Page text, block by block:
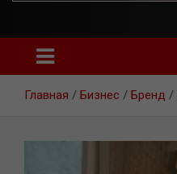
Главная Бизнес Бренд